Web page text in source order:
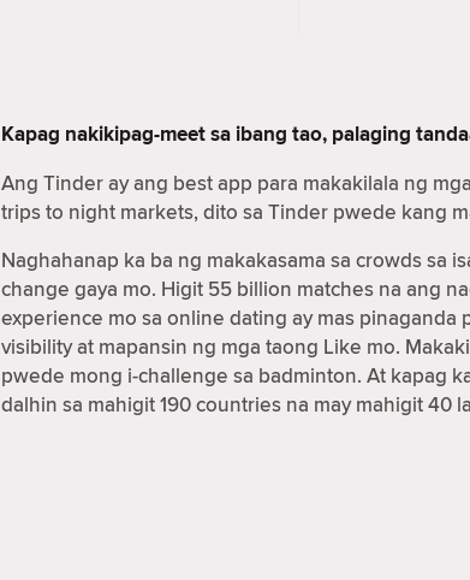
Kapag nakikipag-meet sa ibang tao, palaging
Ang Tinder ay ang best app para makakilala ng
trips to night markets, dito sa Tinder pwede kang
Naghahanap ka ba ng makakasama sa crowds sa
change gaya mo. Higit 55 billion matches na ang
experience mo sa online dating ay mas
visibility at mapansin ng mga taong Like mo.
pwede mong i-challenge sa badminton. At kapag
dalhin sa mahigit 190 countries na may mahigit